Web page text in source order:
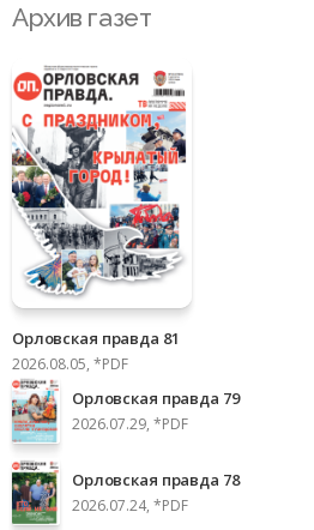
Архив газет
Орловская правда 81
2026.08.05, *PDF
Орловская правда 79
2026.07.29, *PDF
Орловская правда 78
2026.07.24, *PDF